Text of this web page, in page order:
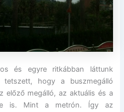
és egyre ritkábban láttunk
tetszett, hogy a buszmegálló
előző megálló, az aktuális és a
is. Mint a metrón. Így az